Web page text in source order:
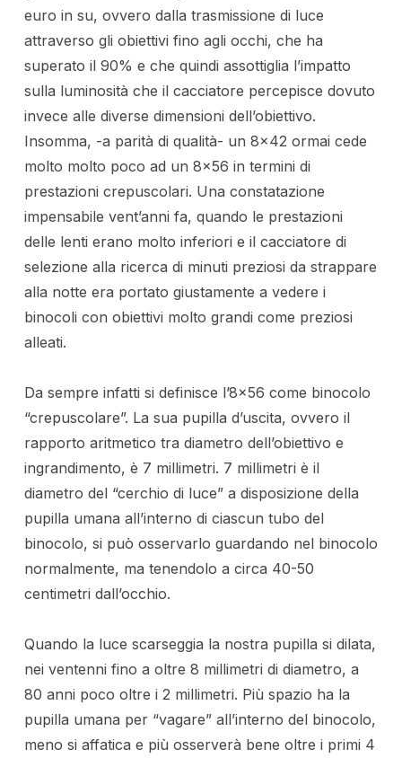
euro in su, ovvero dalla trasmissione di luce
attraverso gli obiettivi fino agli occhi, che ha
superato il 90% e che quindi assottiglia l’impatto
sulla luminosità che il cacciatore percepisce dovuto
invece alle diverse dimensioni dell’obiettivo.
Insomma, -a parità di qualità- un 8×42 ormai cede
molto molto poco ad un 8×56 in termini di
prestazioni crepuscolari. Una constatazione
impensabile vent’anni fa, quando le prestazioni
delle lenti erano molto inferiori e il cacciatore di
selezione alla ricerca di minuti preziosi da strappare
alla notte era portato giustamente a vedere i
binocoli con obiettivi molto grandi come preziosi
alleati.
Da sempre infatti si definisce l’8×56 come binocolo
“crepuscolare”. La sua pupilla d’uscita, ovvero il
rapporto aritmetico tra diametro dell’obiettivo e
ingrandimento, è 7 millimetri. 7 millimetri è il
diametro del “cerchio di luce” a disposizione della
pupilla umana all’interno di ciascun tubo del
binocolo, si può osservarlo guardando nel binocolo
normalmente, ma tenendolo a circa 40-50
centimetri dall’occhio.
Quando la luce scarseggia la nostra pupilla si dilata,
nei ventenni fino a oltre 8 millimetri di diametro, a
80 anni poco oltre i 2 millimetri. Più spazio ha la
pupilla umana per “vagare” all’interno del binocolo,
meno si affatica e più osserverà bene oltre i primi 4